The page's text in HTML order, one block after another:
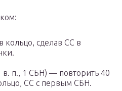
кольцо, сделав СС в
в. п., 1 СБН) — повторить 40
СС с первым СБН.